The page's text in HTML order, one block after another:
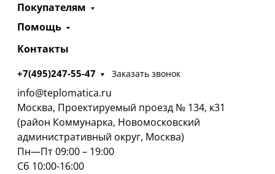
Покупателям
Помощь
Контакты
+7(495)247-55-47 Заказать звонок
info@teplomatica.ru
Москва, Проектируемый проезд № 134, к31
(район Коммунарка, Новомосковский
административный округ, Москва)
Пн—Пт 09:00 – 19:00
Сб 10:00-16:00